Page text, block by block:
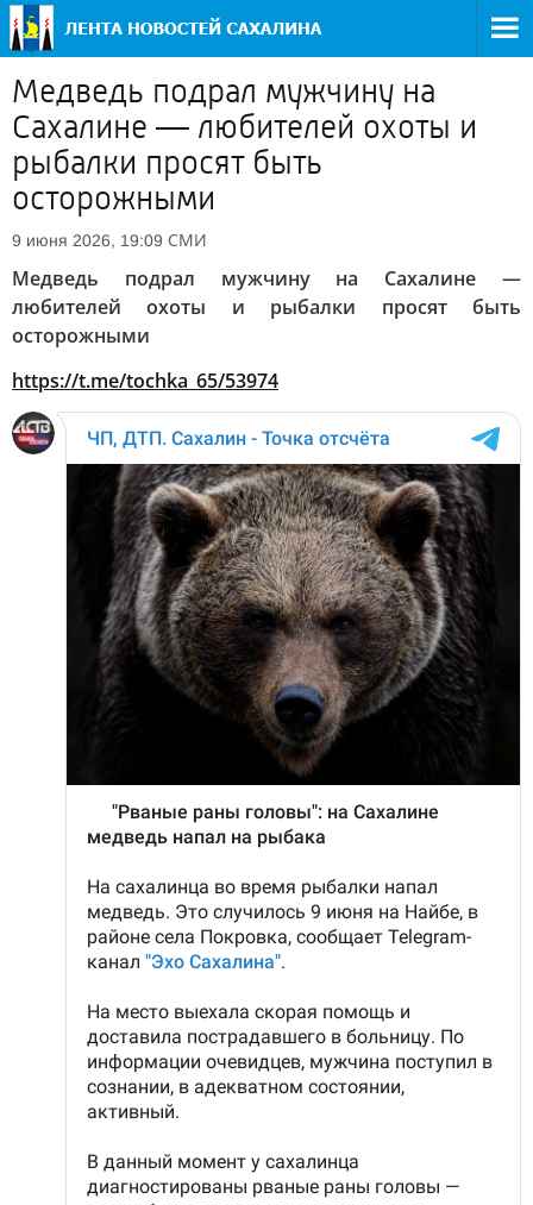
Медведь подрал мужчину на
Сахалине — любителей охоты и
рыбалки просят быть
осторожными
9 июня 2026, 19:09 СМИ
Медведь подрал мужчину на Сахалине —
любителей охоты и рыбалки просят быть
осторожными
https://t.me/tochka_65/53974